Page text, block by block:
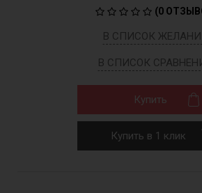
(0
В СПИСОК
В СПИСОК
Купить
Купить в 1 клик